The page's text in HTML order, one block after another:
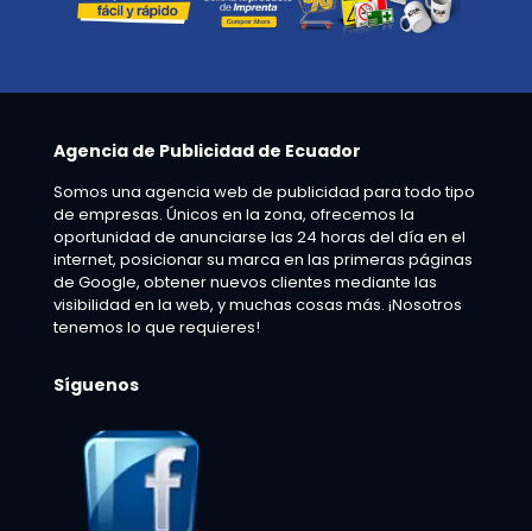
Agencia de Publicidad de Ecuador
Somos una agencia web de publicidad para todo tipo
de empresas. Únicos en la zona, ofrecemos la
oportunidad de anunciarse las 24 horas del día en el
internet, posicionar su marca en las primeras páginas
de Google, obtener nuevos clientes mediante las
visibilidad en la web, y muchas cosas más. ¡Nosotros
tenemos lo que requieres!
Síguenos